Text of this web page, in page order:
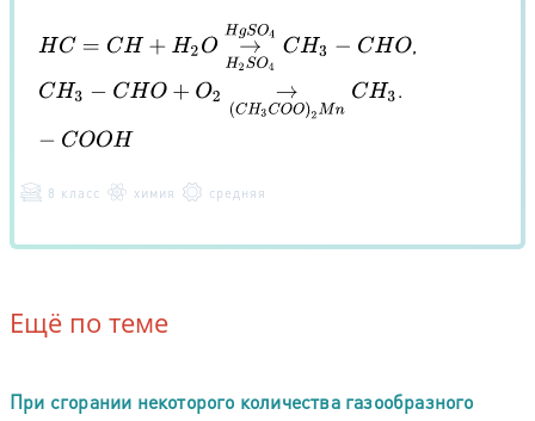
HC=C H2O→ 2S O4HgSO4C H3−C
,
CH3− CH O+O2→ (CH3C MnC OOH .
8 класс химия средняя
Ещё по теме
При сгорании некоторого количества газообразного